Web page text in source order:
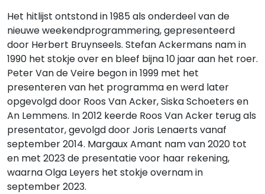
Het hitlijst ontstond in 1985 als onderdeel van de
nieuwe weekendprogrammering, gepresenteerd
door Herbert Bruynseels. Stefan Ackermans nam in
1990 het stokje over en bleef bijna 10 jaar aan het roer.
Peter Van de Veire begon in 1999 met het
presenteren van het programma en werd later
opgevolgd door Roos Van Acker, Siska Schoeters en
An Lemmens. In 2012 keerde Roos Van Acker terug als
presentator, gevolgd door Joris Lenaerts vanaf
september 2014. Margaux Amant nam van 2020 tot
en met 2023 de presentatie voor haar rekening,
waarna Olga Leyers het stokje overnam in
september 2023.